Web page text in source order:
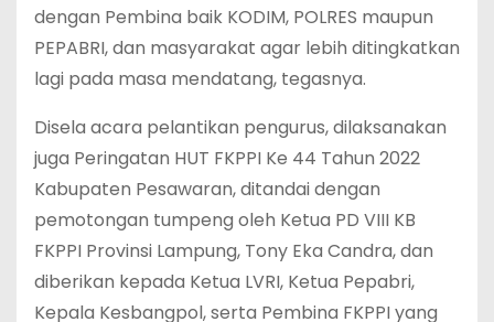
dengan Pembina baik KODIM, POLRES maupun
PEPABRI, dan masyarakat agar lebih ditingkatkan
lagi pada masa mendatang, tegasnya.
Disela acara pelantikan pengurus, dilaksanakan
juga Peringatan HUT FKPPI Ke 44 Tahun 2022
Kabupaten Pesawaran, ditandai dengan
pemotongan tumpeng oleh Ketua PD VIII KB
FKPPI Provinsi Lampung, Tony Eka Candra, dan
diberikan kepada Ketua LVRI, Ketua Pepabri,
Kepala Kesbangpol, serta Pembina FKPPI yang